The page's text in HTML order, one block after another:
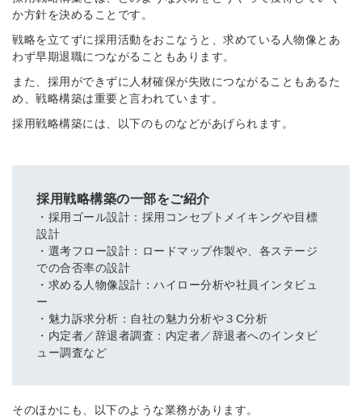
か方針を決めることです。
戦略を立てずに採用活動をおこなうと、求めている人物像とあ
わず早期退職につながることもあります。
また、採用ができずに人材確保が失敗につながることもあるた
め、戦略構築は重要と言われています。
採用戦略構築には、以下のものなどがあげられます。
採用戦略構築の一部をご紹介
・採用ゴール設計：採用コンセプトメイキングや目標
設計
・選考フロー設計：ロードマップ作製や、各ステージ
での合否率の設計
・求める人物像設計：ハイロー分析や社員インタビュ
ー
・魅力訴求分析：自社の魅力分析や３C分析
・内定者／辞退者調査：内定者／辞退者へのインタビ
ュー調査など
そのほかにも、以下のような業務があります。